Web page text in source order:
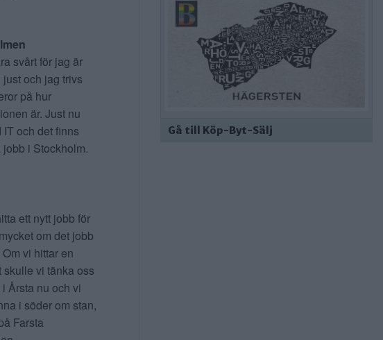
svårt för jag är
och jag trivs
på hur
är. Just nu
och det finns
i Stockholm.
ett nytt jobb för
om det jobb
vi hittar en
skulle vi tänka oss
Årsta nu och vi
i söder om stan,
Farsta
Gå till Köp-Byt-Sälj